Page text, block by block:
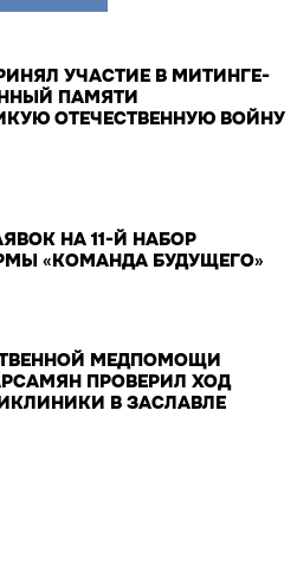
УЧАСТИЕ В МИТИНГЕ-
ПАМЯТИ
ОТЕЧЕСТВЕННУЮ ВОЙНУ
НА 11-Й НАБОР
«КОМАНДА БУДУЩЕГО»
МЕДПОМОЩИ
ПРОВЕРИЛ ХОД
В ЗАСЛАВЛЕ